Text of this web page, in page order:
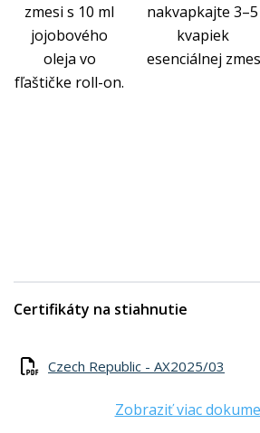
zmesi s 10 ml
jojobového
oleja vo
fľaštičke roll-on.
nakvapkajte 3–5
kvapiek
esenciálnej
Certifikáty na stiahnutie
Czech Republic - AX2025/03
Zobraziť viac